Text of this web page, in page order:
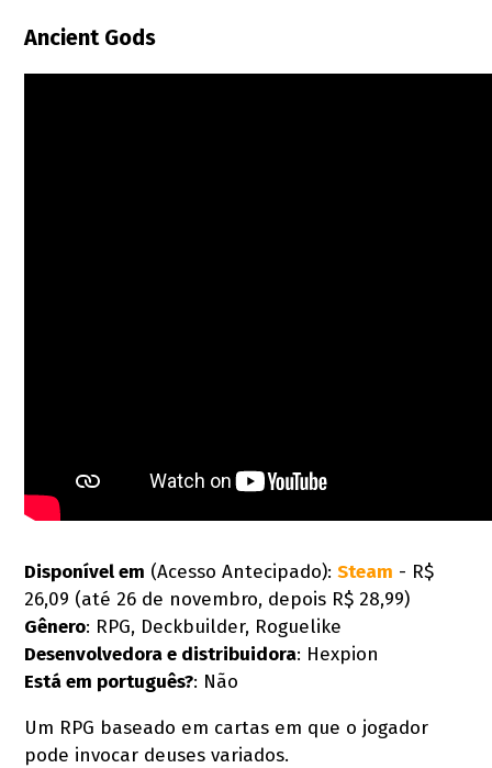
Ancient Gods
Disponível em (Acesso Antecipado):Steam - R$
26,09 (até 26 de novembro, depois R$ 28,99)
Gênero: RPG, Deckbuilder, Roguelike
Desenvolvedora e distribuidora: Hexpion
Está em português?: Não
Um RPG baseado em cartas em que o jogador
pode invocar deuses variados.